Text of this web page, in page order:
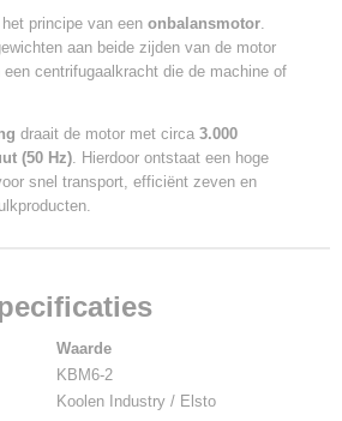
principe van een onbalansmotor.
aan beide zijden van de motor
centrifugaalkracht die de machine of
draait de motor met circa 3.000
(50 Hz). Hierdoor ontstaat een hoge
snel transport, efficiënt zeven en
Waarde
KBM6-2
Koolen Industry / Elsto